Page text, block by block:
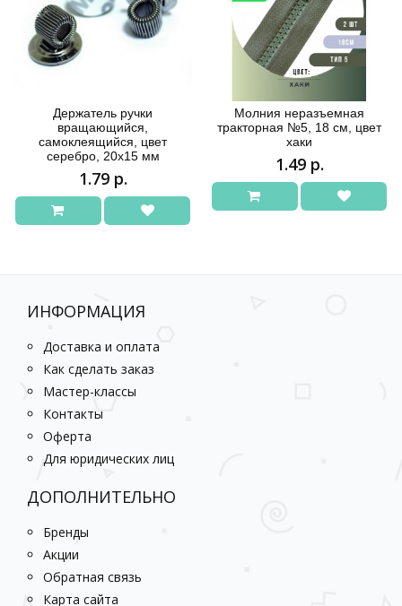
Держатель ручки
вращающийся,
самоклеящийся, цвет
серебро, 20х15 мм
1.79 р.
Молния неразъемная
тракторная №5, 18 см, цвет
хаки
1.49 р.
ИНФОРМАЦИЯ
Доставка и оплата
Как сделать заказ
Мастер-классы
Контакты
Оферта
Для юридических лиц
ДОПОЛНИТЕЛЬНО
Бренды
Акции
Обратная связь
Карта сайта